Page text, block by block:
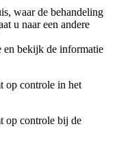
waar de behandeling
u naar een andere
bekijk de informatie
op controle in het
op controle bij de